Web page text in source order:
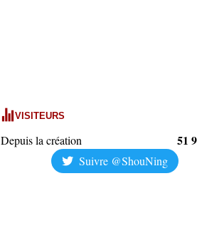
VISITEURS
Depuis la création 51
Suivre @ShouNing